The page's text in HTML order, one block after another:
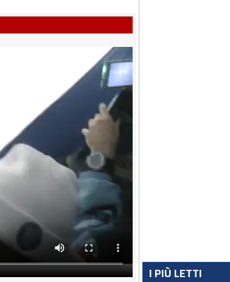
I PIÙ LETTI